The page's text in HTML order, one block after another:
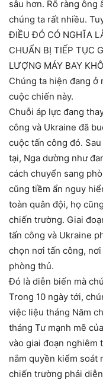
sâu hơn. Rõ ràng ông
chúng ta rất nhiều.
ĐIỀU ĐÓ CÓ NGHĨA
CHUẨN BỊ TIẾP TỤC
LƯỢNG MÁY BAY
Chúng ta hiện đang
cuộc chiến này.
Chuỗi áp lực đang
công và Ukraine đã
cuộc tấn công đó.
tại, Nga dường như
cách chuyển sang
cũng tiềm ẩn nguy
toàn quân đội, họ
chiến trường. Giai
tấn công và Ukraine
chọn nơi tấn công,
phòng thủ.
Đó là diễn biến mà
Trong 10 ngày tới,
việc liệu tháng Năm
tháng Tư mạnh mẽ
vào giai đoạn nghiêm
nắm quyền kiểm soát
chiến trường phải